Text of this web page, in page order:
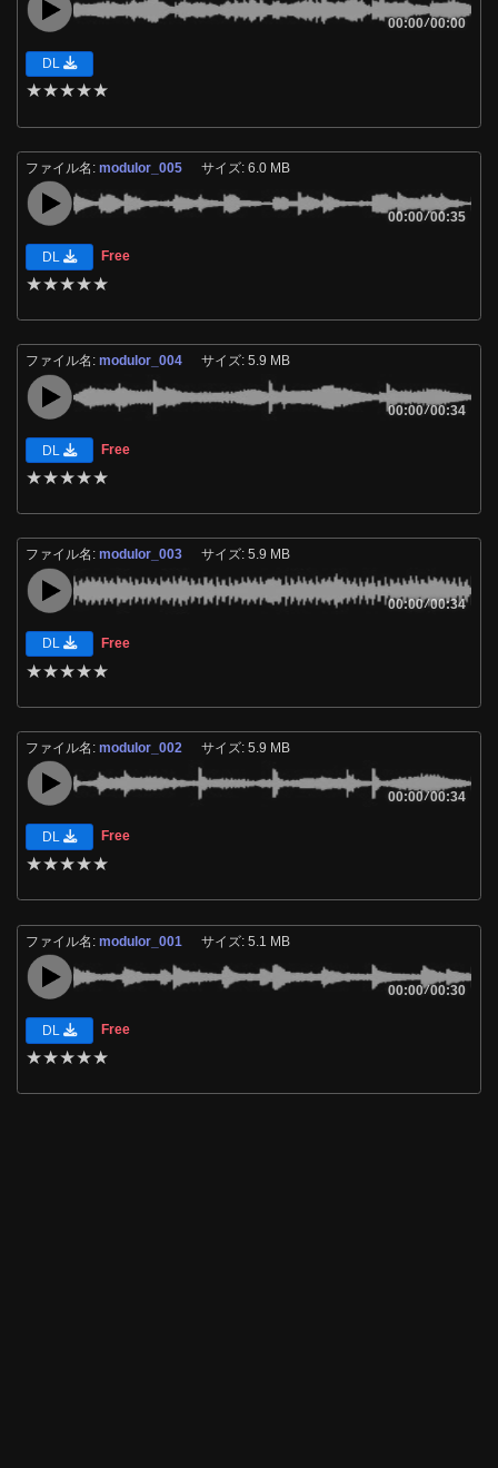
00:00/00:00
DL
★★★★★
ファイル名:modulor_005 サイズ: 6.0 MB
00:00/00:35
DL Free
★★★★★
ファイル名:modulor_004 サイズ: 5.9 MB
00:00/00:34
DL Free
★★★★★
ファイル名:modulor_003 サイズ: 5.9 MB
00:00/00:34
DL Free
★★★★★
ファイル名:modulor_002 サイズ: 5.9 MB
00:00/00:34
DL Free
★★★★★
ファイル名:modulor_001 サイズ: 5.1 MB
00:00/00:30
DL Free
★★★★★